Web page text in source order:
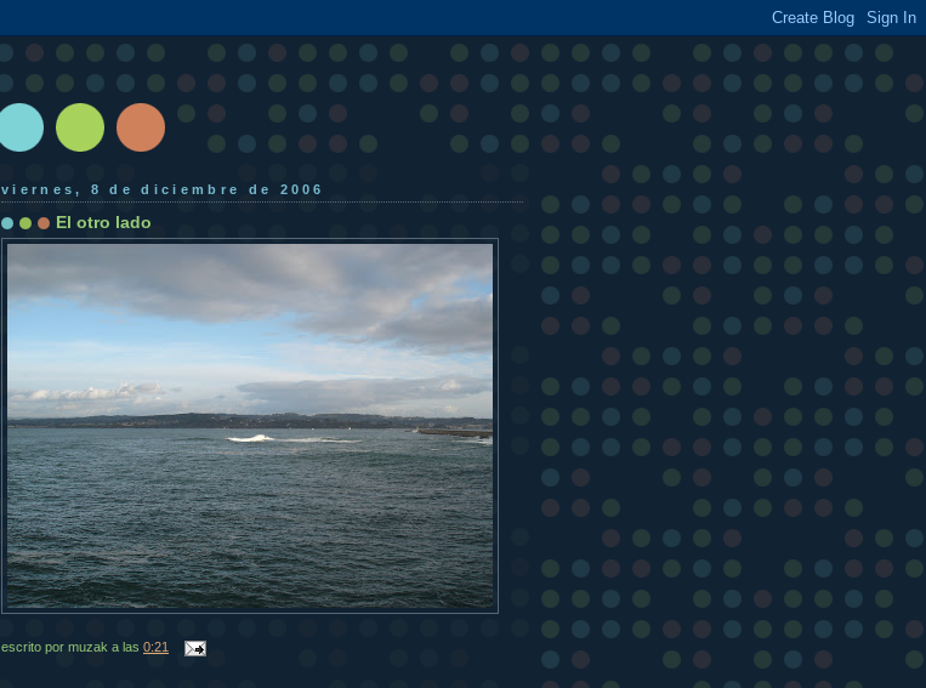
viernes, 8 de diciembre de 2006
El otro lado
escrito por muzak a las 0:21